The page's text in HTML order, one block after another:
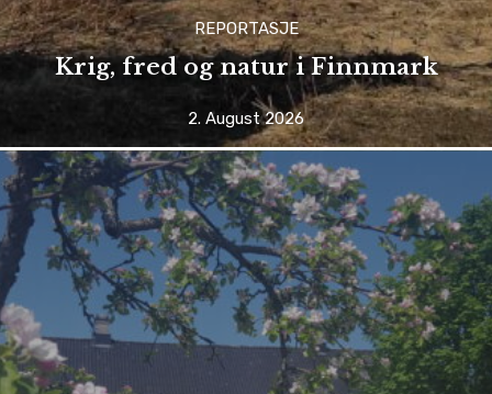
REPORTASJE
Krig, fred og natur i Finnmark
2. August 2026